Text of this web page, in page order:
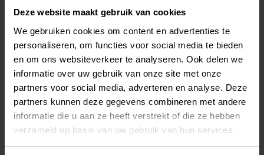
Deze website maakt gebruik van cookies
We gebruiken cookies om content en advertenties te
personaliseren, om functies voor social media te bieden
en om ons websiteverkeer te analyseren. Ook delen we
informatie over uw gebruik van onze site met onze
partners voor social media, adverteren en analyse. Deze
partners kunnen deze gegevens combineren met andere
informatie die u aan ze heeft verstrekt of die ze hebben
verzameld op basis van uw gebruik van hun services.
Welke kostenstructuur hanteren
RPO en recruitment consultancy?
RPO is aanzienlijk kosteneffectiever dan traditionele
recruitment consultancy. Bij meerdere vacatures per
jaar bespaar je fors vergeleken met traditionele
bureaus.
De kostenstructuur van RPO is transparant:
Uurtarief voor daadwerkelijk gemaakte uren